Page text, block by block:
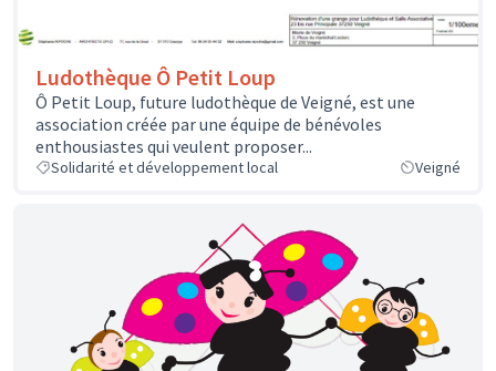
Ludothèque Ô Petit Loup
Ô Petit Loup, future ludothèque de Veigné, est une
association créée par une équipe de bénévoles
enthousiastes qui veulent proposer...
Solidarité et développement local Veigné